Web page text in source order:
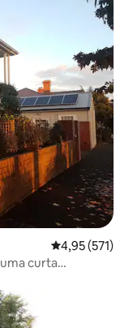
4,95 de uma
4,95 (571)
curta